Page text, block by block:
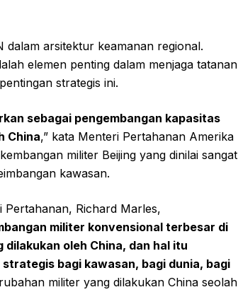
dalam arsitektur keamanan regional.
elemen penting dalam menjaga tatanan
strategis ini.
sebagai pengembangan kapasitas
China,” kata Menteri Pertahanan Amerika
militer Beijing yang dinilai sangat
kawasan.
Richard Marles,
militer konvensional terbesar di
oleh China, dan hal itu
bagi kawasan, bagi dunia, bagi
militer yang dilakukan China seolah